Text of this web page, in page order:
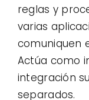
reglas y
varias
comuniquen
Actúa como
integración
separados.